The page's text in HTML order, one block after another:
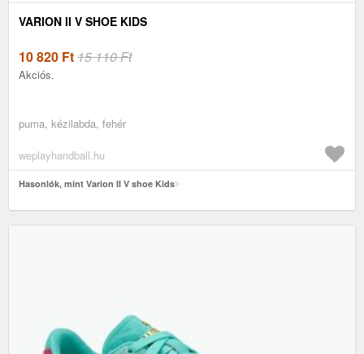
VARION II V SHOE KIDS
10 820 Ft15 110 Ft
Akciós.
puma, kézilabda, fehér
weplayhandball.hu
Hasonlók, mint Varion II V shoe Kids